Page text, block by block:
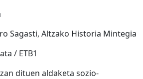
Sagasti, Altzako Historia Mintegia
/ ETB1
dituen aldaketa sozio-